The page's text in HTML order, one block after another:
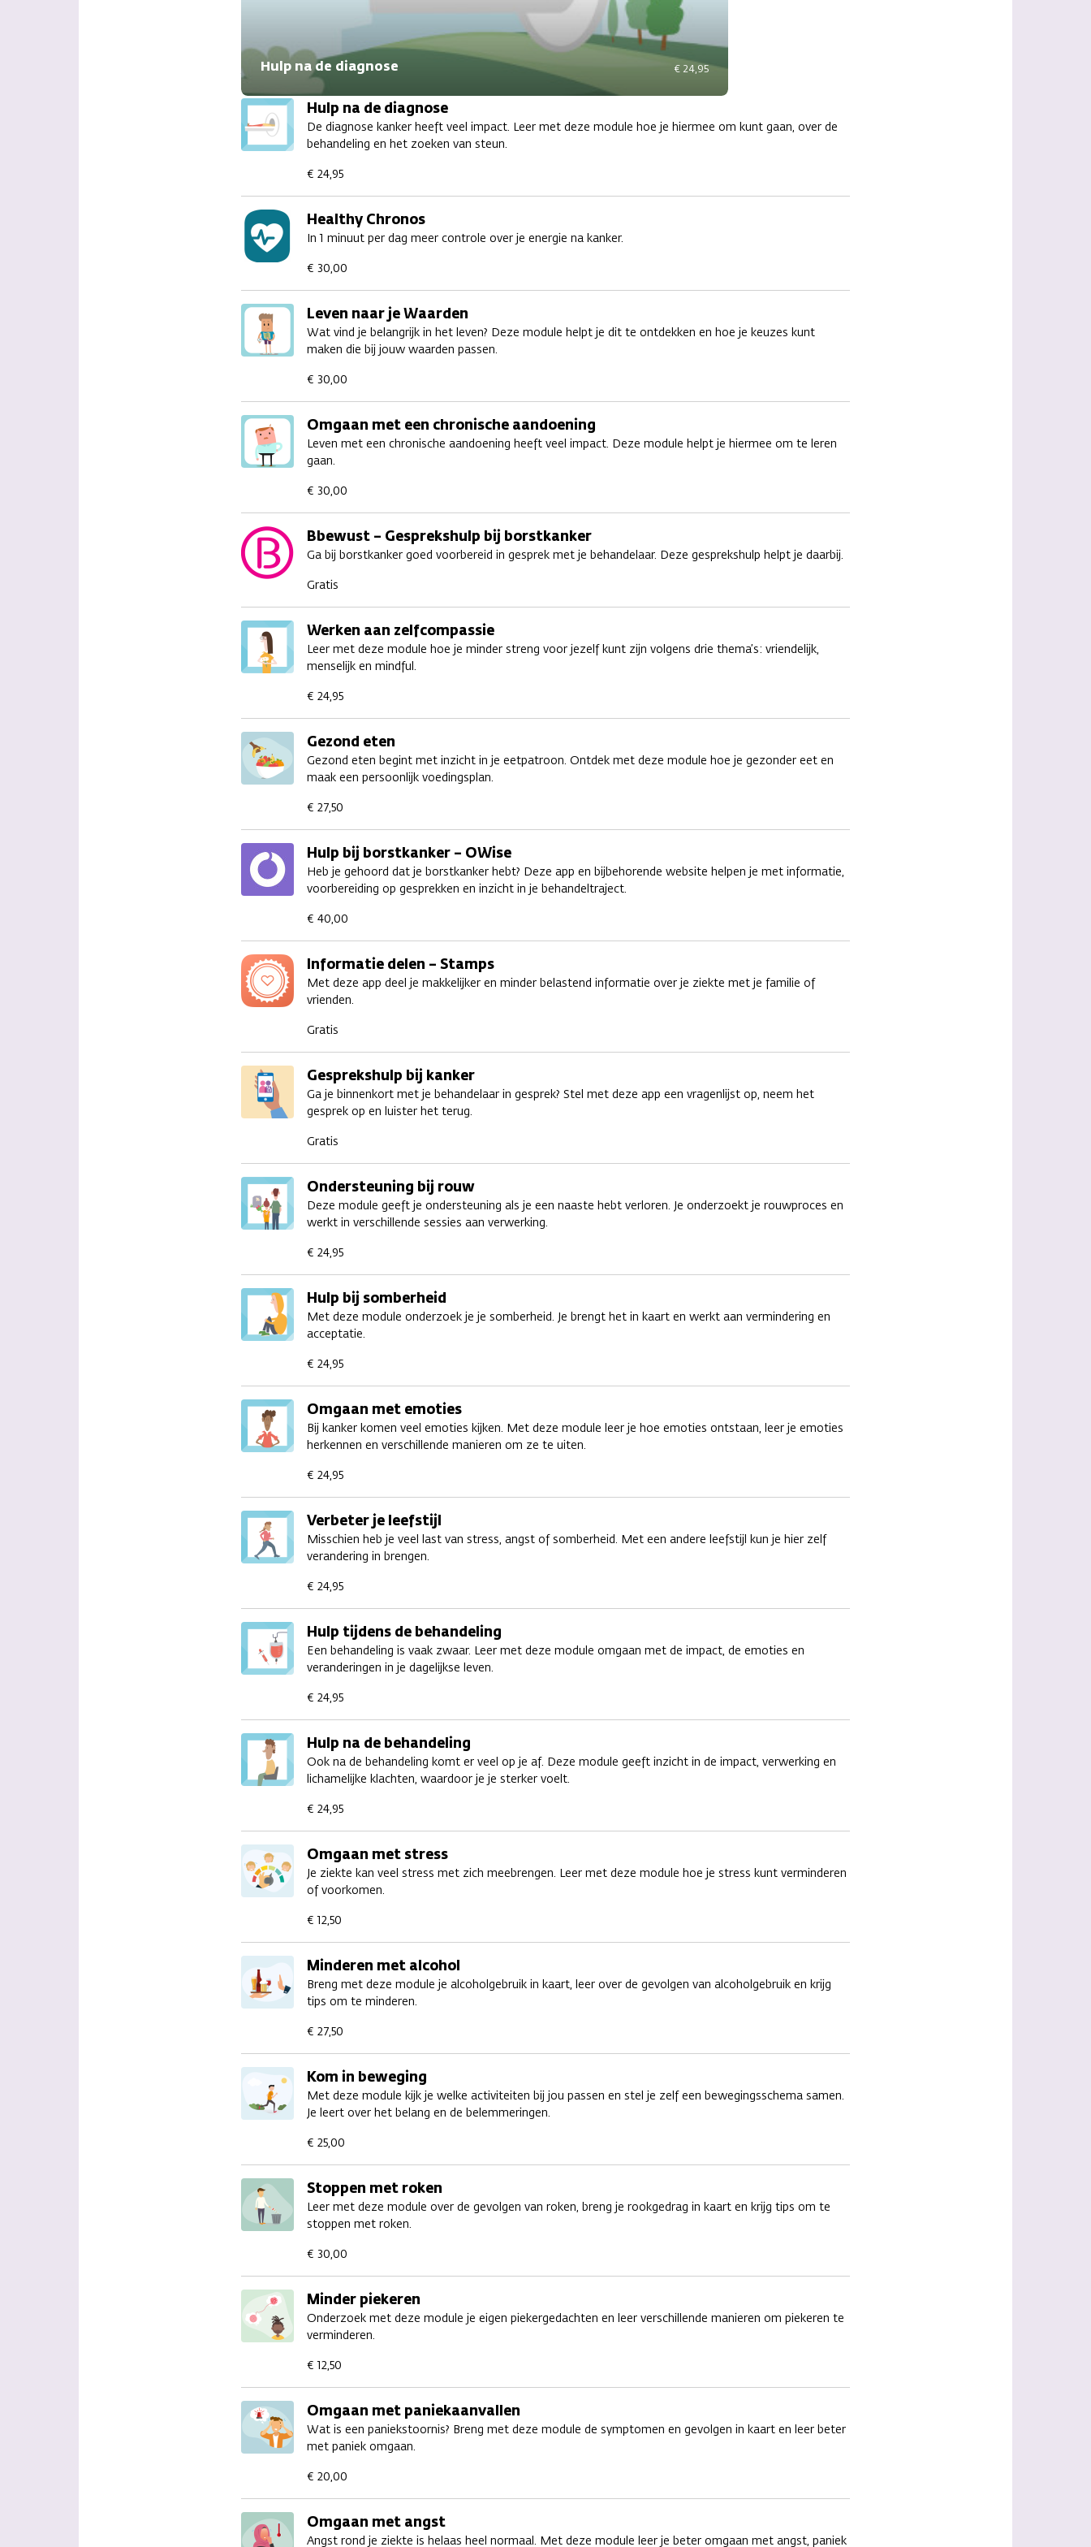
Hulp na de diagnose € 24,95
Alle apps
Hulp na de diagnose
De diagnose kanker heeft veel impact. Leer met deze module hoe je hiermee om kunt gaan, over de
behandeling en het zoeken van steun.
€ 24,95
Healthy Chronos
In 1 minuut per dag meer controle over je energie na kanker.
€ 30,00
Leven naar je Waarden
Wat vind je belangrijk in het leven? Deze module helpt je dit te ontdekken en hoe je keuzes kunt
maken die bij jouw waarden passen.
€ 30,00
Omgaan met een chronische aandoening
Leven met een chronische aandoening heeft veel impact. Deze module helpt je hiermee om te leren
gaan.
€ 30,00
Bbewust – Gesprekshulp bij borstkanker
Ga bij borstkanker goed voorbereid in gesprek met je behandelaar. Deze gesprekshulp helpt je daarbij.
Gratis
Werken aan zelfcompassie
Leer met deze module hoe je minder streng voor jezelf kunt zijn volgens drie thema’s: vriendelijk,
menselijk en mindful.
€ 24,95
Gezond eten
Gezond eten begint met inzicht in je eetpatroon. Ontdek met deze module hoe je gezonder eet en
maak een persoonlijk voedingsplan.
€ 27,50
Hulp bij borstkanker – OWise
Heb je gehoord dat je borstkanker hebt? Deze app en bijbehorende website helpen je met informatie,
voorbereiding op gesprekken en inzicht in je behandeltraject.
€ 40,00
Informatie delen – Stamps
Met deze app deel je makkelijker en minder belastend informatie over je ziekte met je familie of
vrienden.
Gratis
Gesprekshulp bij kanker
Ga je binnenkort met je behandelaar in gesprek? Stel met deze app een vragenlijst op, neem het
gesprek op en luister het terug.
Gratis
Ondersteuning bij rouw
Deze module geeft je ondersteuning als je een naaste hebt verloren. Je onderzoekt je rouwproces en
werkt in verschillende sessies aan verwerking.
€ 24,95
Hulp bij somberheid
Met deze module onderzoek je je somberheid. Je brengt het in kaart en werkt aan vermindering en
acceptatie.
€ 24,95
Omgaan met emoties
Bij kanker komen veel emoties kijken. Met deze module leer je hoe emoties ontstaan, leer je emoties
herkennen en verschillende manieren om ze te uiten.
€ 24,95
Verbeter je leefstijl
Misschien heb je veel last van stress, angst of somberheid. Met een andere leefstijl kun je hier zelf
verandering in brengen.
€ 24,95
Hulp tijdens de behandeling
Een behandeling is vaak zwaar. Leer met deze module omgaan met de impact, de emoties en
veranderingen in je dagelijkse leven.
€ 24,95
Hulp na de behandeling
Ook na de behandeling komt er veel op je af. Deze module geeft inzicht in de impact, verwerking en
lichamelijke klachten, waardoor je je sterker voelt.
€ 24,95
Omgaan met stress
Je ziekte kan veel stress met zich meebrengen. Leer met deze module hoe je stress kunt verminderen
of voorkomen.
€ 12,50
Minderen met alcohol
Breng met deze module je alcoholgebruik in kaart, leer over de gevolgen van alcoholgebruik en krijg
tips om te minderen.
€ 27,50
Kom in beweging
Met deze module kijk je welke activiteiten bij jou passen en stel je zelf een bewegingsschema samen.
Je leert over het belang en de belemmeringen.
€ 25,00
Stoppen met roken
Leer met deze module over de gevolgen van roken, breng je rookgedrag in kaart en krijg tips om te
stoppen met roken.
€ 30,00
Minder piekeren
Onderzoek met deze module je eigen piekergedachten en leer verschillende manieren om piekeren te
verminderen.
€ 12,50
Omgaan met paniekaanvallen
Wat is een paniekstoornis? Breng met deze module de symptomen en gevolgen in kaart en leer beter
met paniek omgaan.
€ 20,00
Omgaan met angst
Angst rond je ziekte is helaas heel normaal. Met deze module leer je beter omgaan met angst, paniek